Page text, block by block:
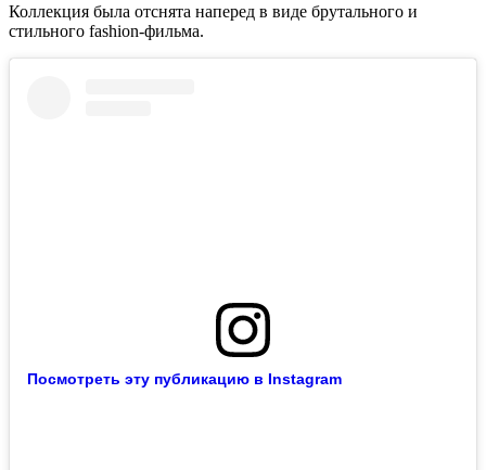
Коллекция была отснята наперед в виде брутального и
стильного fashion-фильма.
Посмотреть эту публикацию в Instagram